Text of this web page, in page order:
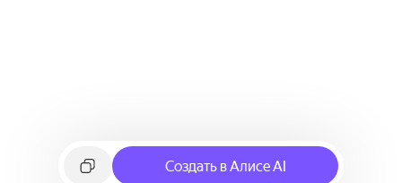
Создать в Алисе AI